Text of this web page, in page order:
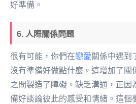
好準備。
6. 人際關係問題
很有可能，你們在戀愛關係中遇到
沒有準備好做點什麼。這增加了關
之間製造了障礙。缺乏溝通，正因
備好談論彼此的感受和情緒。這個